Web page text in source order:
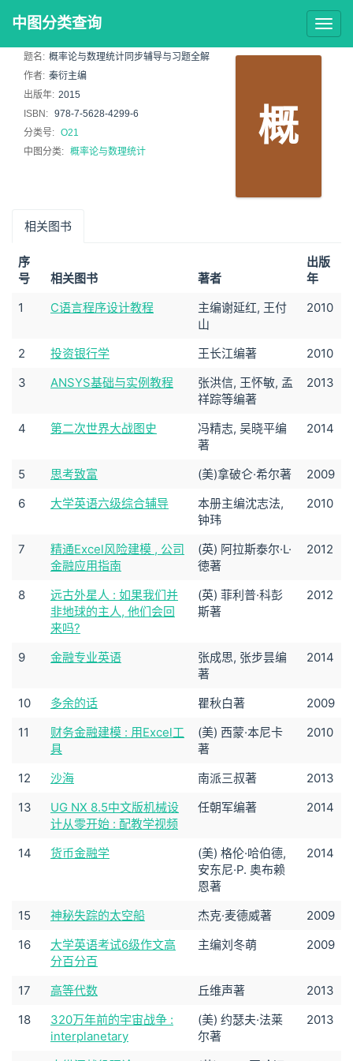
中图分类查询
概
题名: 概率论与数理统计同步辅导与习题全解
作者: 秦衍主编
出版年: 2015
ISBN: 978-7-5628-4299-6
分类号: O21
中图分类: 概率论与数理统计
相关图书
序
号
相关图书 著者
出版
年
1
C语言程序设计教程
主编谢延红, 王付
山
2010
2 投资银行学 王长江编著
2010
3
ANSYS基础与实例教程
张洪信, 王怀敏, 孟
祥踪等编著
2013
4 第二次世界大战图史
冯精志, 吴晓平编
著
2014
5 思考致富 (美)拿破仑·希尔著
2009
6
大学英语六级综合辅导
本册主编沈志法,
钟玮
2010
7
精通Excel风险建模 , 公司
金融应用指南
(英) 阿拉斯泰尔·L·
徳著
2012
8
远古外星人 : 如果我们并
非地球的主人, 他们会回
来吗?
(英) 菲利普·科彭
斯著
2012
9 金融专业英语
张成思, 张步昙编
著
2014
10 多余的话 瞿秋白著
2009
11
财务金融建模 : 用Excel工
具
(美) 西蒙·本尼卡
著
2010
12 沙海 南派三叔著
2013
13
UG NX 8.5中文版机械设
计从零开始 : 配教学视频
任朝军编著 2014
14 货币金融学
(美) 格伦·哈伯德,
安东尼·P. 奥布赖
恩著
2014
15 神秘失踪的太空船 杰克·麦德威著
2009
16
大学英语考试6级作文高
分百分百
主编刘冬萌 2009
17 高等代数 丘维声著
2013
18
320万年前的宇宙战争 :
interplanetary
(美) 约瑟夫·法莱
尔著
2013